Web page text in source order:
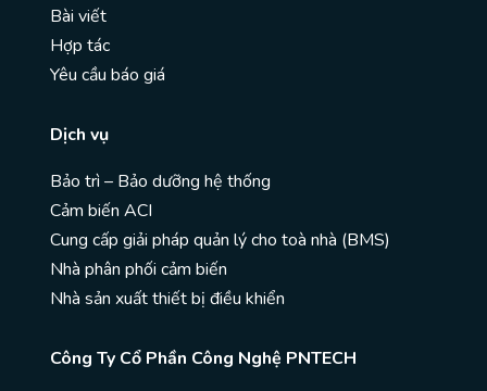
Bài viết
Hợp tác
Yêu cầu báo giá
Dịch vụ
Bảo trì – Bảo dưỡng hệ thống
Cảm biến ACI
Cung cấp giải pháp quản lý cho toà nhà (BMS)
Nhà phân phối cảm biến
Nhà sản xuất thiết bị điều khiển
Công Ty Cổ Phần Công Nghệ PNTECH